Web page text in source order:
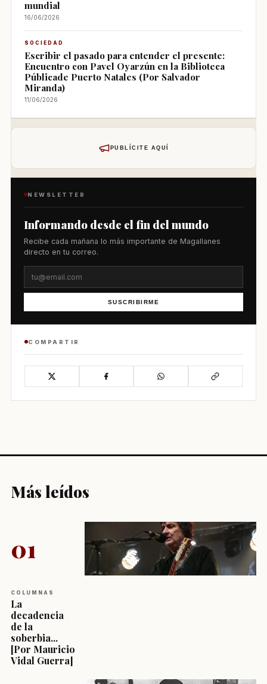
mundial
16/06/2026
SOCIEDAD
Escribir el pasado para entender el presente:
Encuentro con Pavel Oyarzún en la Biblioteca
Públicade Puerto Natales (Por Salvador
Miranda)
11/06/2026
PUBLÍCITE AQUÍ
NEWSLETTER
Informando desde el fin del mundo
Recibe cada mañana lo más importante de Magallanes
directo en tu correo.
SUSCRIBIRME
COMPARTIR
Más leídos
01
COLUMNAS
La
decadencia
de la
soberbia...
[Por Mauricio
Vidal Guerra]